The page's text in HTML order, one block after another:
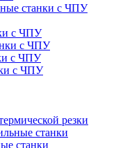
станки с ЧПУ
с ЧПУ
с ЧПУ
с ЧПУ
с ЧПУ
резки
станки
станки